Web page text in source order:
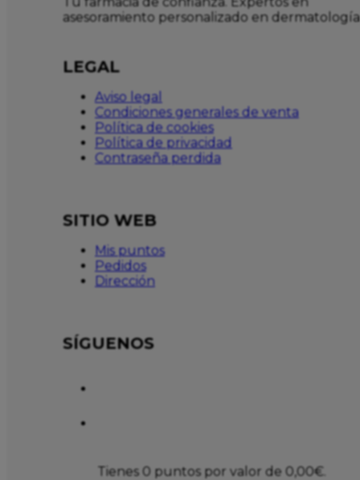
asesoramiento personalizado en dermatología
LEGAL
Aviso legal
Condiciones generales de venta
Política de cookies
Política de privacidad
Contraseña perdida
SITIO WEB
Mis puntos
Pedidos
Dirección
SÍGUENOS
Tienes 0 puntos por valor de 0,00€.